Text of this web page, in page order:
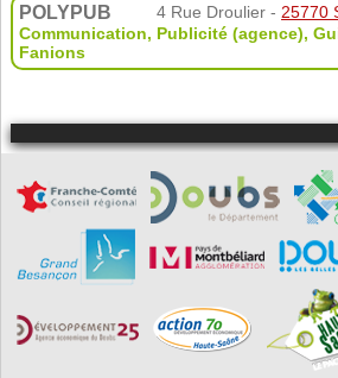
POLYPUB 4 Rue Droulier - 25770
Communication, Publicité (agence),
Fanions